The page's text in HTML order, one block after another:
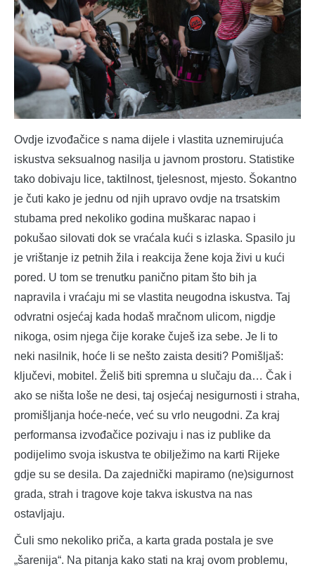
Ovdje izvođačice s nama dijele i vlastita uznemirujuća
iskustva seksualnog nasilja u javnom prostoru. Statistike
tako dobivaju lice, taktilnost, tjelesnost, mjesto. Šokantno
je čuti kako je jednu od njih upravo ovdje na trsatskim
stubama pred nekoliko godina muškarac napao i
pokušao silovati dok se vraćala kući s izlaska. Spasilo ju
je vrištanje iz petnih žila i reakcija žene koja živi u kući
pored. U tom se trenutku panično pitam što bih ja
napravila i vraćaju mi se vlastita neugodna iskustva. Taj
odvratni osjećaj kada hodaš mračnom ulicom, nigdje
nikoga, osim njega čije korake čuješ iza sebe. Je li to
neki nasilnik, hoće li se nešto zaista desiti? Pomišljaš:
ključevi, mobitel. Želiš biti spremna u slučaju da… Čak i
ako se ništa loše ne desi, taj osjećaj nesigurnosti i straha,
promišljanja hoće-neće, već su vrlo neugodni. Za kraj
performansa izvođačice pozivaju i nas iz publike da
podijelimo svoja iskustva te obilježimo na karti Rijeke
gdje su se desila. Da zajednički mapiramo (ne)sigurnost
grada, strah i tragove koje takva iskustva na nas
ostavljaju.
Čuli smo nekoliko priča, a karta grada postala je sve
„šarenija“. Na pitanja kako stati na kraj ovom problemu,